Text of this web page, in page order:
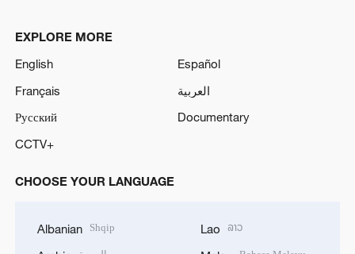
EXPLORE MORE
English
Español
Français
العربية
Русский
Documentary
CCTV+
CHOOSE YOUR LANGUAGE
Albanian Shqip Lao ລາວ